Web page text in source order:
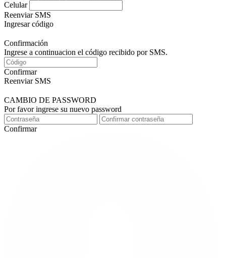
Celular
Reenviar SMS
Ingresar código
Confirmación
Ingrese a continuacion el código recibido por SMS.
Confirmar
Reenviar SMS
CAMBIO DE PASSWORD
Por favor ingrese su nuevo password
Confirmar